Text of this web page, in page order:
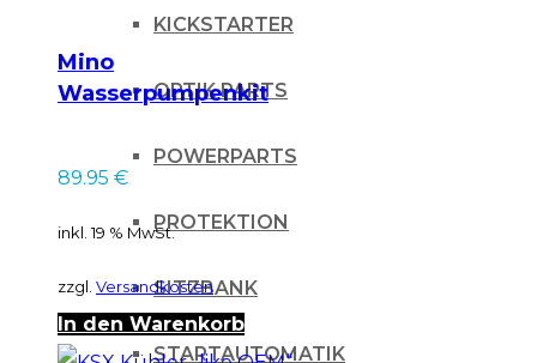
KICKSTARTER
OPTIK PARTS
POWERPARTS
PROTEKTION
SITZBANK
STARTAUTOMATIK
Mino
Wasserpumpenkit
89.95 €
inkl. 19 % MwSt.
zzgl. Versandkosten
In den Warenkorb